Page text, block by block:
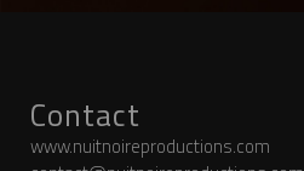
Contact
www.nuitnoireproductions.com